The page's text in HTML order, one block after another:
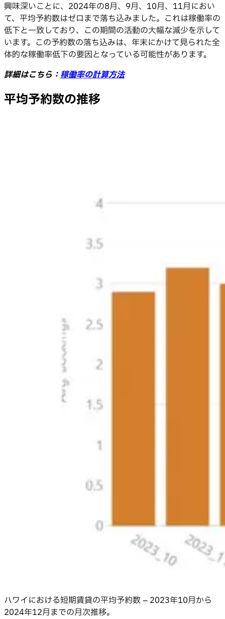
興味深いことに、2024年の8月、9月、10月、11月におい
て、平均予約数はゼロまで落ち込みました。これは稼働率の
低下と一致しており、この期間の活動の大幅な減少を示して
います。この予約数の落ち込みは、年末にかけて見られた全
体的な稼働率低下の要因となっている可能性があります。
詳細はこちら：稼働率の計算方法
平均予約数の推移
ハワイにおける短期賃貸の平均予約数 – 2023年10月から
2024年12月までの月次推移。